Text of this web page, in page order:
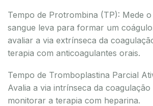
Tempo de Protrombina (TP): Mede
sangue leva para formar um
avaliar a via extrínseca da
terapia com anticoagulantes orais.
Tempo de Tromboplastina Parcial
Avalia a via intrínseca da
monitorar a terapia com heparina.